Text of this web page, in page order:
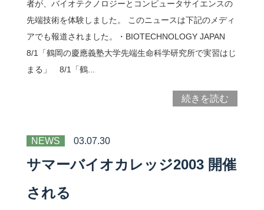
者が、バイオテクノロジーとコンピュータサイエンスの
先端技術を体験しました。 このニュースは下記のメディ
アでも報道されました。・BIOTECHNOLOGY JAPAN
8/1「鶴岡の慶應義塾大学先端生命科学研究所で実習はじ
まる」 8/1「鶴...
続きを読む
NEWS 03.07.30
サマーバイオカレッジ2003 開催
される